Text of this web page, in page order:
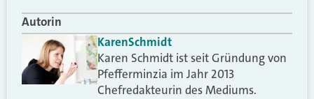
Autorin
KarenSchmidt
Karen Schmidt ist seit Gründung von
Pfefferminzia im Jahr 2013
Chefredakteurin des Mediums.